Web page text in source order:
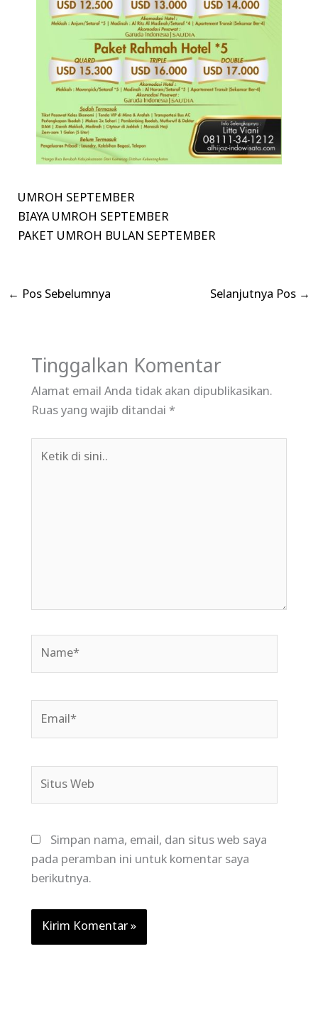
UMROH SEPTEMBER
BIAYA UMROH SEPTEMBER
PAKET UMROH BULAN SEPTEMBER
← Pos Sebelumnya Selanjutnya Pos →
Tinggalkan Komentar
Alamat email Anda tidak akan dipublikasikan.
Ruas yang wajib ditandai *
Simpan nama, email, dan situs web saya
pada peramban ini untuk komentar saya
berikutnya.